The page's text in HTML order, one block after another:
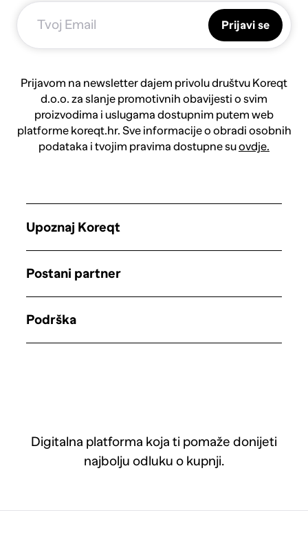
Prijavi se
Prijavom na newsletter dajem privolu društvu Koreqt
d.o.o. za slanje promotivnih obavijesti o svim
proizvodima i uslugama dostupnim putem web
platforme koreqt.hr. Sve informacije o obradi osobnih
podataka i tvojim pravima dostupne suovdje.
Digitalna platforma koja ti pomaže donijeti
najbolju odluku o kupnji.
Upoznaj Koreqt
Postani partner
Podrška